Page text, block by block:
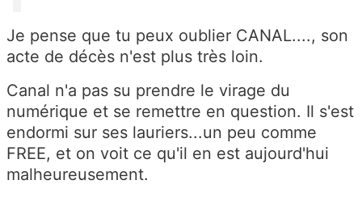
Je pense que tu peux oublier CANAL...., son
acte de décès n'est plus très loin.
Canal n'a pas su prendre le virage du
numérique et se remettre en question. Il s'est
endormi sur ses lauriers...un peu comme
FREE, et on voit ce qu'il en est aujourd'hui
malheureusement.